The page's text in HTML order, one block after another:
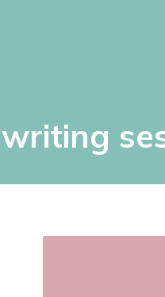
writing